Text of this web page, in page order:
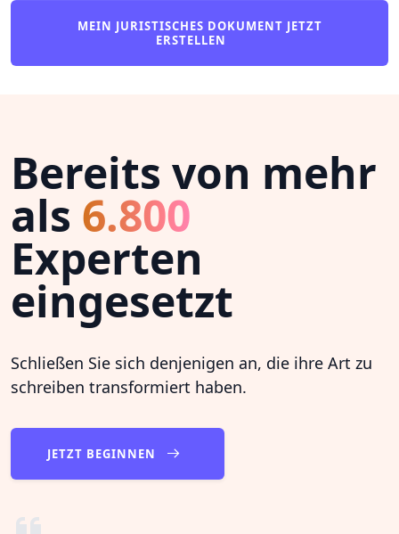
MEIN JURISTISCHES DOKUMENT JETZT
ERSTELLEN
Bereits von mehr
als 6.800
Experten
eingesetzt
Schließen Sie sich denjenigen an, die ihre Art zu
schreiben transformiert haben.
JETZT BEGINNEN